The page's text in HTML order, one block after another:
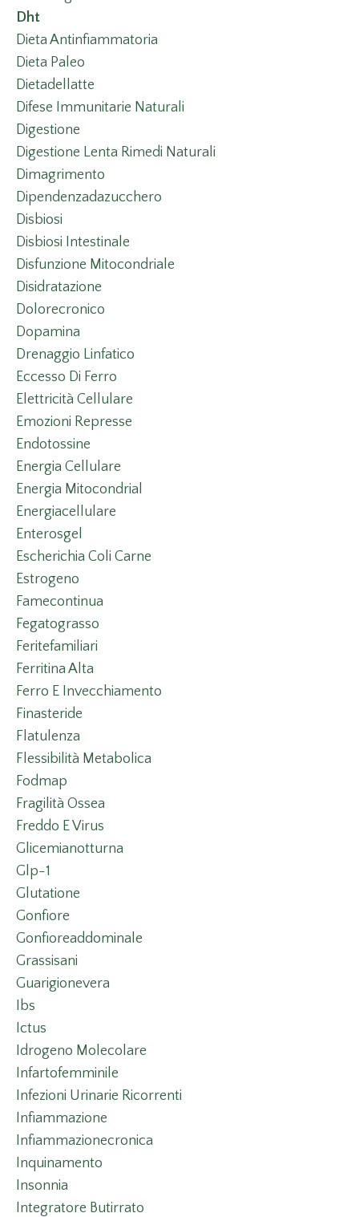
Dht
Dieta Antinfiammatoria
Dieta Paleo
Dietadellatte
Difese Immunitarie Naturali
Digestione
Digestione Lenta Rimedi Naturali
Dimagrimento
Dipendenzadazucchero
Disbiosi
Disbiosi Intestinale
Disfunzione Mitocondriale
Disidratazione
Dolorecronico
Dopamina
Drenaggio Linfatico
Eccesso Di Ferro
Elettricità Cellulare
Emozioni Represse
Endotossine
Energia Cellulare
Energia Mitocondrial
Energiacellulare
Enterosgel
Escherichia Coli Carne
Estrogeno
Famecontinua
Fegatograsso
Feritefamiliari
Ferritina Alta
Ferro E Invecchiamento
Finasteride
Flatulenza
Flessibilità Metabolica
Fodmap
Fragilità Ossea
Freddo E Virus
Glicemianotturna
Glp-1
Glutatione
Gonfiore
Gonfioreaddominale
Grassisani
Guarigionevera
Ibs
Ictus
Idrogeno Molecolare
Infartofemminile
Infezioni Urinarie Ricorrenti
Infiammazione
Infiammazionecronica
Inquinamento
Insonnia
Integratore Butirrato